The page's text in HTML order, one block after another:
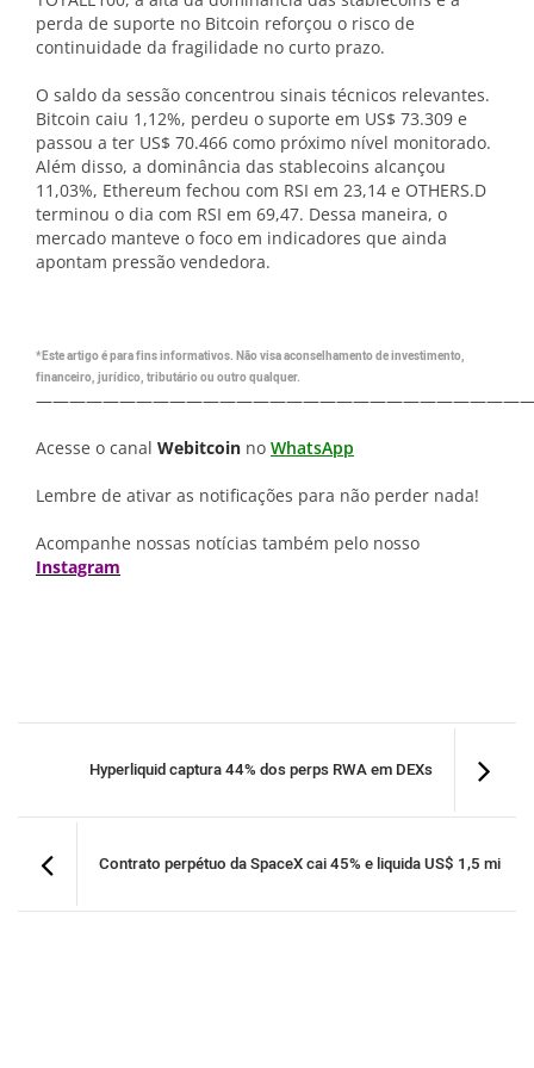
perda de suporte no Bitcoin reforçou o risco de
continuidade da fragilidade no curto prazo.
O saldo da sessão concentrou sinais técnicos relevantes.
Bitcoin caiu 1,12%, perdeu o suporte em US$ 73.309 e
passou a ter US$ 70.466 como próximo nível monitorado.
Além disso, a dominância das stablecoins alcançou
11,03%, Ethereum fechou com RSI em 23,14 e OTHERS.D
terminou o dia com RSI em 69,47. Dessa maneira, o
mercado manteve o foco em indicadores que ainda
apontam pressão vendedora.
*Este artigo é para fins informativos. Não visa aconselhamento de investimento,
financeiro, jurídico, tributário ou outro qualquer.
Acesse o canal Webitcoin no WhatsApp
Lembre de ativar as notificações para não perder nada!
Acompanhe nossas notícias também pelo nosso
Instagram
Hyperliquid captura 44% dos perps RWA em DEXs
Contrato perpétuo da SpaceX cai 45% e liquida US$ 1,5 mi